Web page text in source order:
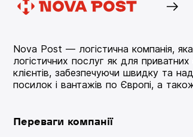
Nova Post — логістична компанія,
логістичних послуг як для приватних
клієнтів, забезпечуючи швидку та
посилок і вантажів по Європі, а
Переваги компанії